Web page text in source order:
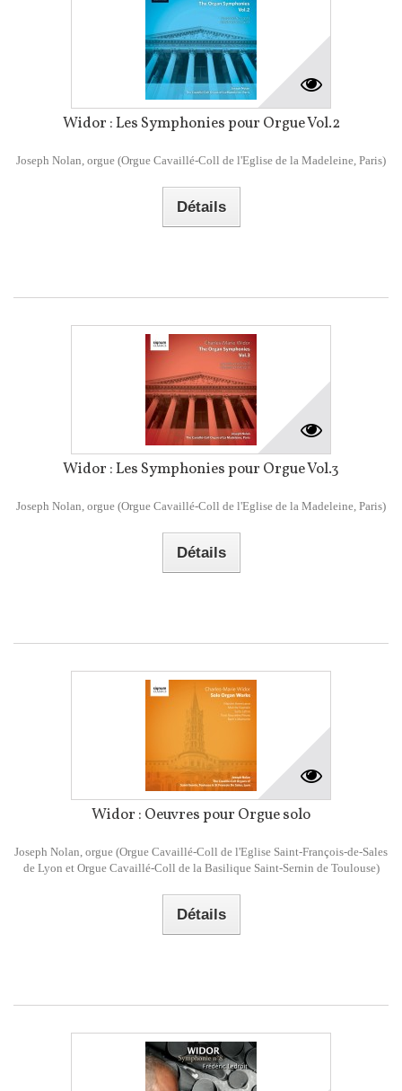
Widor : Les Symphonies pour Orgue Vol.2
Joseph Nolan, orgue (Orgue Cavaillé-Coll de l'Eglise de la Madeleine, Paris)
Détails
Widor : Les Symphonies pour Orgue Vol.3
Joseph Nolan, orgue (Orgue Cavaillé-Coll de l'Eglise de la Madeleine, Paris)
Détails
Widor : Oeuvres pour Orgue solo
Joseph Nolan, orgue (Orgue Cavaillé-Coll de l'Eglise Saint-François-de-Sales
de Lyon et Orgue Cavaillé-Coll de la Basilique Saint-Sernin de Toulouse)
Détails